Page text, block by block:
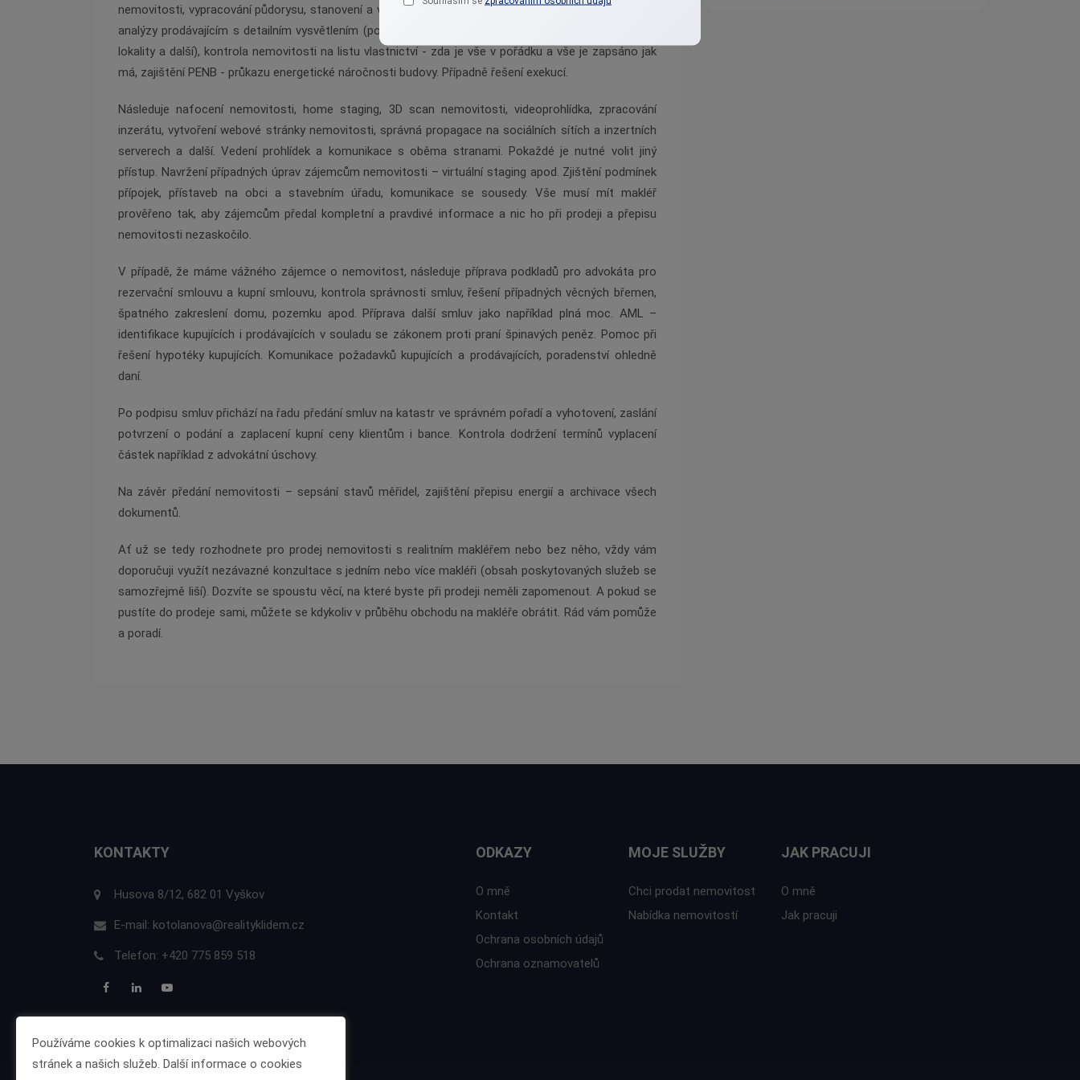
nemovitosti, vypracování půdorysu, stanovení a výpočet správn
tržní ceny nemovitosti - předložení
analýzy prodávajícím s detailním vysvětlením (porovnávání, zhodnocení současn
lokality a další), kontrola nemovitosti na listu vlastnictví - zda je vše v pořádku a vše je zapsáno jak
má, zajištění PENB - průkazu energetické náročnosti budovy. Případně řešení exekucí.
Následuje nafocení nemovitosti, home staging, 3D scan nemovitosti, videoprohlídka, zpracování
inzerátu, vytvoření webové stránky nemovitosti, správná propagace na sociálních sítích a inzertních
serverech a další. Vedení prohlídek a komunikace s oběma stranami. Pokaždé je nutné volit jiný
přístup. Navržení případných úprav zájemcům nemovitosti –virtuální staging apod. Zjištění podmínek
přípojek, přístaveb na obci a stavebním úřadu, komunikace se sousedy. Vše musí mít makléř
prověřeno tak, aby zájemcům předal kompletní a pravdivé informace a nic ho při prodeji a přepisu
nemovitosti nezaskočilo.
V případě, že máme vážného zájemce o nemovitost, následuje příprava podkladů pro advokáta pro
rezervační smlouvu a kupní smlouvu, kontrola správnosti smluv, řešení případných věcných břemen,
špatného zakreslení domu, pozemku apod. Příprava další smluv jako například plná moc. AML –
identifikace kupujících i prodávajících vsouladu se zákonem proti praní špinavých peněz. Pomoc při
řešení hypotéky kupujících. Komunikace požadavků kupujících a prodávajících, poradenství ohledně
daní.
Po podpisu smluv přichází na řadu předání smluv na katastr ve správném pořadí a vyhotovení, zaslání
potvrzení o podání a zaplacení kupní ceny klientům i bance. Kontrola dodržení termínů vyplacení
částek například z advokátní úschovy.
Na závěr předání nemovitosti – sepsání stavů měřidel, zajištění přepisu energií a archivace všech
dokumentů.
Ať už se tedy rozhodnete pro prodej nemovitosti s realitním makléřem nebo bez něho, vždy vám
doporučuji využít nezávazné konzultace s jedním nebo více makléři (obsah poskytovaných služeb se
samozřejmě liší). Dozvíte se spoustu věcí, na které byste při prodeji neměli zapomenout. A pokud se
pustíte do prodeje sami, můžete se kdykoliv v průběhu obchodu na makléře obrátit. Rád vám pomůže
a poradí.
KONTAKTY
Husova 8/12, 682 01 Vyškov
E-mail: kotolanova@realityklidem.cz
Telefon: +420 775 859 518
ODKAZY
O mně
Kontakt
Ochrana osobních údajů
Ochrana oznamovatelů
MOJE SLUŽBY
Chci prodat nemovitost
Nabídka nemovitostí
JAK PRACUJI
O mně
Jak pracuji
Používáme cookies k optimalizaci našich webových
stránek a našich služeb. Další informace o cookies